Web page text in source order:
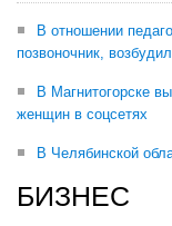
В отношении
позвоночник,
В Магнитогорске
женщин в соцсетях
В Челябинской
БИЗНЕС